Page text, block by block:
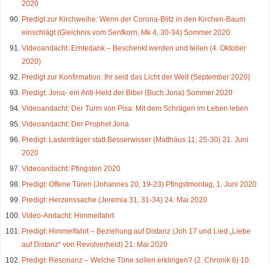
2020
Predigt zur Kirchweihe: Wenn der Corona-Blitz in den Kirchen-Baum
einschlägt (Gleichnis vom Senfkorn, Mk 4, 30-34) Sommer 2020
Videoandacht: Erntedank – Beschenkt werden und teilen (4. Oktober
2020)
Predigt zur Konfirmation: Ihr seid das Licht der Welt (September 2020)
Predigt: Jona- ein Anti-Held der Bibel (Buch Jona) Sommer 2020
Videoandacht: Der Turm von Pisa: Mit dem Schrägen im Leben leben
Videoandacht: Der Prophet Jona
Predigt: Lastenträger statt Besserwisser (Matthäus 11, 25-30) 21. Juni
2020
Videoandacht: Pfingsten 2020
Predigt: Offene Türen (Johannes 20, 19-23) Pfingstmontag, 1. Juni 2020
Predigt: Herzenssache (Jeremia 31, 31-34) 24. Mai 2020
Video-Andacht: Himmelfahrt
Predigt: Himmelfahrt – Beziehung auf Distanz (Joh 17 und Lied „Liebe
auf Distanz“ von Revolverheld) 21. Mai 2020
Predigt: Resonanz – Welche Töne sollen erklingen? (2. Chronik 6) 10.